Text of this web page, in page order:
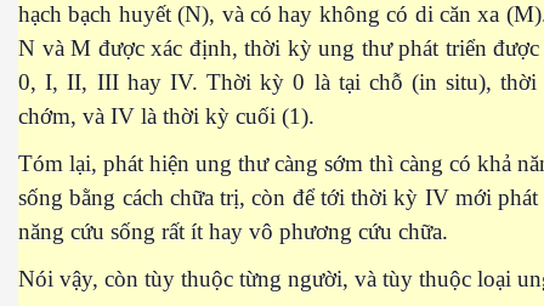
hạch bạch huyết (N), và có hay không có di căn xa
N và M được xác định, thời kỳ ung thư phát triển được
0, I, II, III hay IV. Thời kỳ 0 là tại chỗ (in situ),
chớm, và IV là thời kỳ cuối (1).
Tóm lại, phát hiện ung thư càng sớm thì càng có khả
sống bằng cách chữa trị, còn để tới thời kỳ IV mới
năng cứu sống rất ít hay vô phương cứu chữa.
Nói vậy, còn tùy thuộc từng người, và tùy thuộc loại